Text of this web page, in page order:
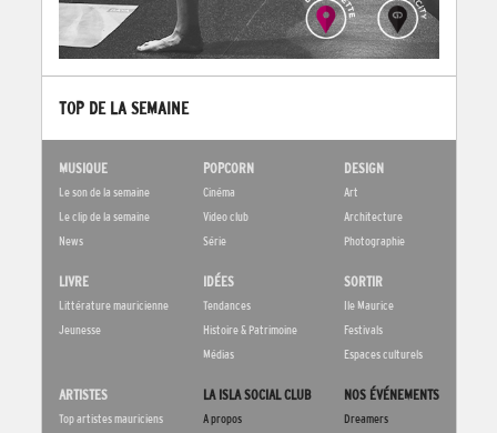
TOP DE LA SEMAINE
MUSIQUE
Le son de la semaine
Le clip de la semaine
News
POPCORN
Cinéma
Video club
Série
DESIGN
Art
Architecture
Photographie
LIVRE
Littérature mauricienne
Jeunesse
IDÉES
Tendances
Histoire & Patrimoine
Médias
SORTIR
Ile Maurice
Festivals
Espaces culturels
ARTISTES
Top artistes mauriciens
LA ISLA SOCIAL CLUB
A propos
NOS ÉVÉNEMENTS
Dreamers